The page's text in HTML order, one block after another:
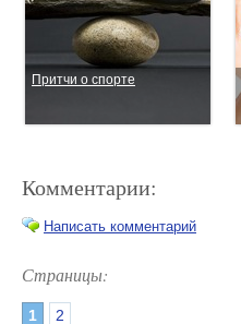
Притчи о спорте
Комментарии:
Написать комментарий
Страницы:
1 2